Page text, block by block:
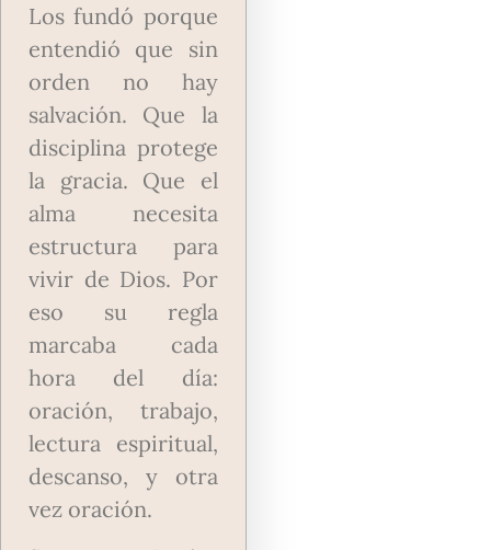
Los fundó porque
entendió que sin
orden no hay
salvación. Que la
disciplina protege
la gracia. Que el
alma necesita
estructura para
vivir de Dios. Por
eso su regla
marcaba cada
hora del día:
oración, trabajo,
lectura espiritual,
descanso, y otra
vez oración.